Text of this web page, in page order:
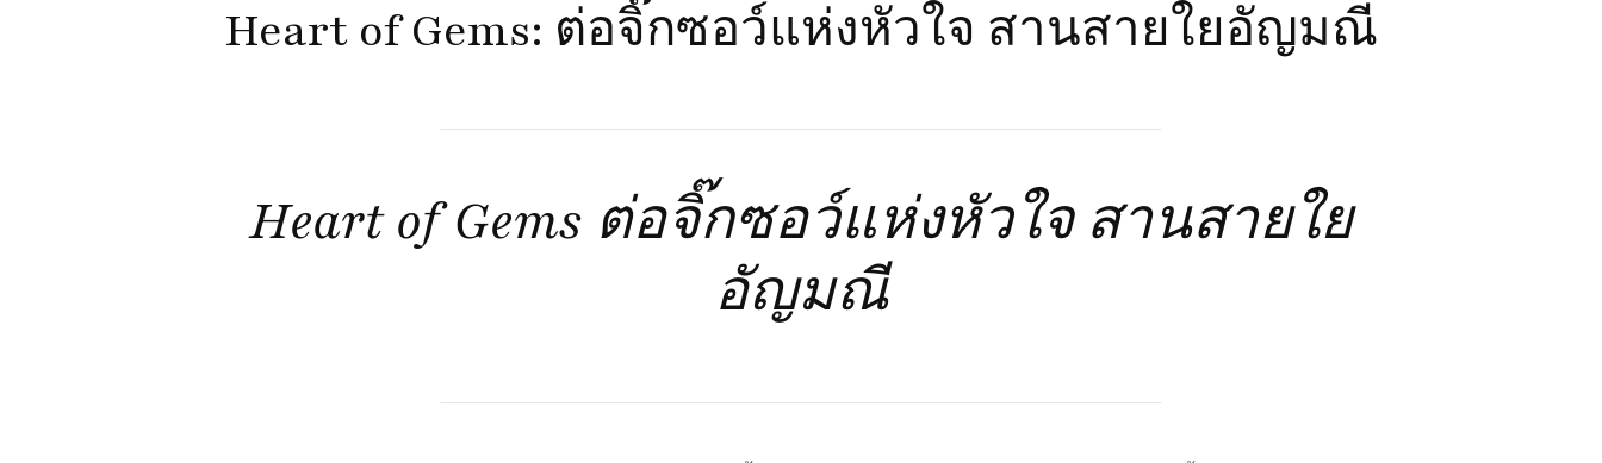
Heart of Gems: ต่อจิ๊กซอว์แห่งหัวใจ สานสายใยอัญมณี
Heart of Gems ต่อจิ๊กซอว์แห่งหัวใจ สานสายใย
อัญมณี